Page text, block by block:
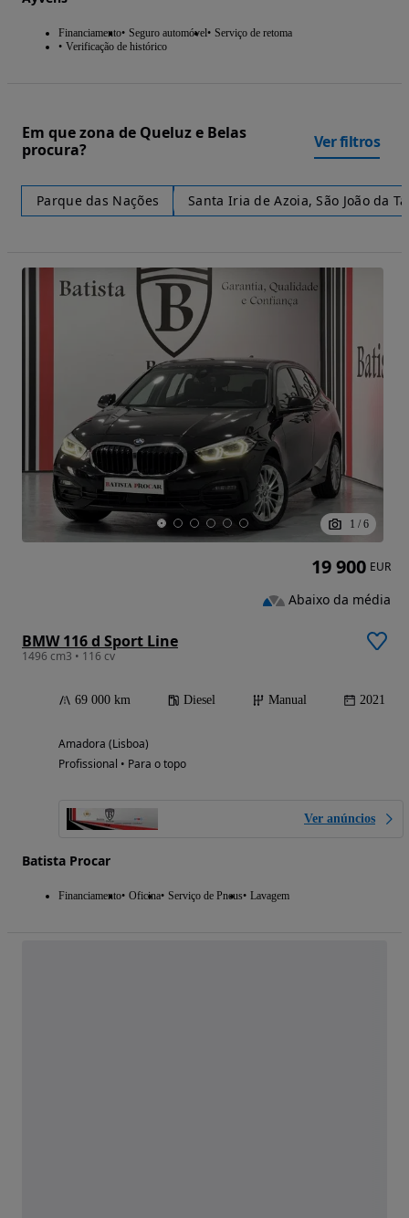
Financiamento Seguro automóvel
Serviço de retoma
Verificação de histórico
Em que zona de Queluz e Belas
procura?
Ver filtros
Parque das Nações Santa Iria de Azoia, São João da
1 / 6
BMW 116 d Sport Line
1496 cm3 • 116 cv
69 000 km Diesel Manual 2021
Amadora (Lisboa)
Profissional • Para o topo
Ver anúncios
Batista Procar
Financiamento Oficina Serviço de Pneus Lavagem
19 900 EUR
Abaixo da média